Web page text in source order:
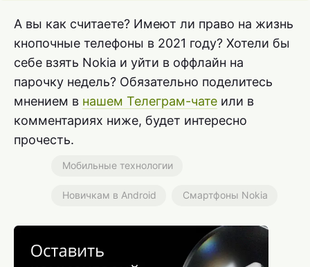
А вы как считаете? Имеют ли право на жизнь
кнопочные телефоны в 2021 году? Хотели бы
себе взять Nokia и уйти в оффлайн на
парочку недель? Обязательно поделитесь
мнением в нашем Телеграм-чате или в
комментариях ниже, будет интересно
прочесть.
Мобильные технологии
Новичкам в Android Смартфоны Nokia